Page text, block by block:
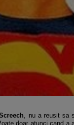
, nu a reusit sa
doar atunci cand